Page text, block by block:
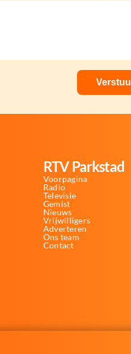
RTV Parkstad
Voorpagina
Radio
Televisie
Gemist
Nieuws
Vrijwilligers
Adverteren
Ons team
Contact